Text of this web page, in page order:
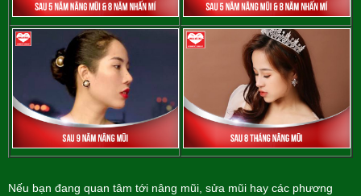
Nếu bạn đang quan tâm tới nâng mũi, sửa mũi hay các phương